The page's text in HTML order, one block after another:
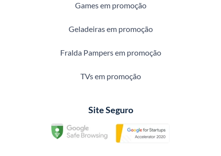
Games em promoção
Geladeiras em promoção
Fralda Pampers em promoção
TVs em promoção
Site Seguro